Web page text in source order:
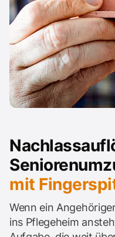
mit
Wenn ein
ins Pflegeheim